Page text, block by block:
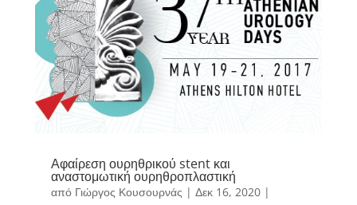
Αφαίρεση ουρηθρικού stent και
αναστομωτική ουρηθροπλαστική
από Γιώργος Κουσουρνάς | Δεκ 16, 2020|